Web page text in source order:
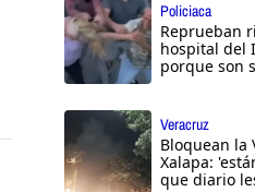
Policiaca
Reprueban
hospital del
porque son
Veracruz
Bloquean la
Xalapa:
que diario